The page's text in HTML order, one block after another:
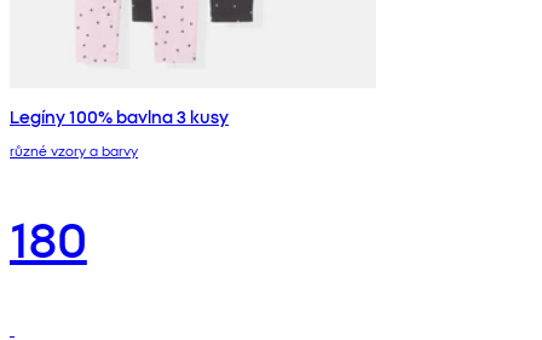
Legíny 100% bavlna 3 kusy
různé vzory a barvy
180